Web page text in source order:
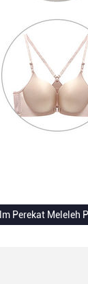
Perekat Meleleh